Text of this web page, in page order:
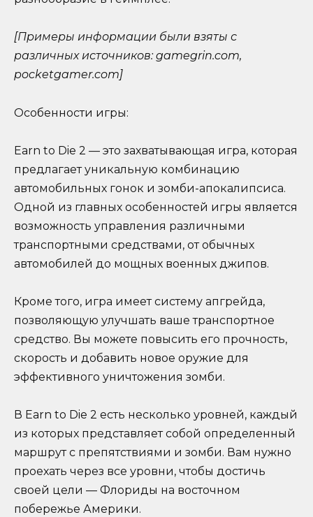
[Примеры информации были взяты с
различных источников: gamegrin.com,
pocketgamer.com]
Особенности игры:
Earn to Die 2 — это захватывающая игра, которая
предлагает уникальную комбинацию
автомобильных гонок и зомби-апокалипсиса.
Одной из главных особенностей игры является
возможность управления различными
транспортными средствами, от обычных
автомобилей до мощных военных джипов.
Кроме того, игра имеет систему апгрейда,
позволяющую улучшать ваше транспортное
средство. Вы можете повысить его прочность,
скорость и добавить новое оружие для
эффективного уничтожения зомби.
В Earn to Die 2 есть несколько уровней, каждый
из которых представляет собой определенный
маршрут с препятствиями и зомби. Вам нужно
проехать через все уровни, чтобы достичь
своей цели — Флориды на восточном
побережье Америки.